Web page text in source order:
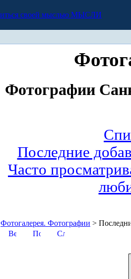
МЫСЛИ
Фотографии
Последние
Часто
Фотогалерея. Фотографии >